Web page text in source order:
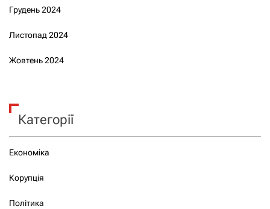
Грудень 2024
Листопад 2024
Жовтень 2024
Категорії
Економіка
Корупція
Політика